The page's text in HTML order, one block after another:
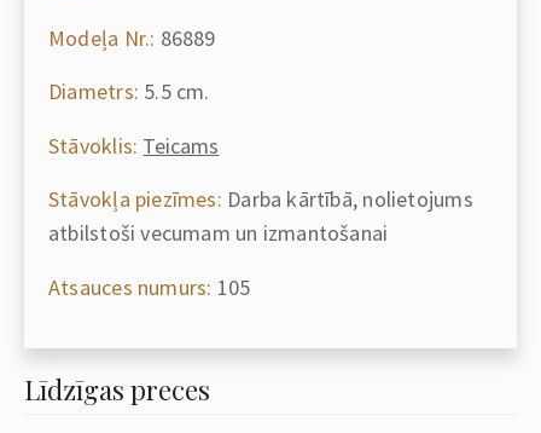
Modeļa Nr.: 86889
Diametrs: 5.5 cm.
Stāvoklis: Teicams
Stāvokļa piezīmes: Darba kārtībā, nolietojums
atbilstoši vecumam un izmantošanai
Atsauces numurs: 105
Līdzīgas preces